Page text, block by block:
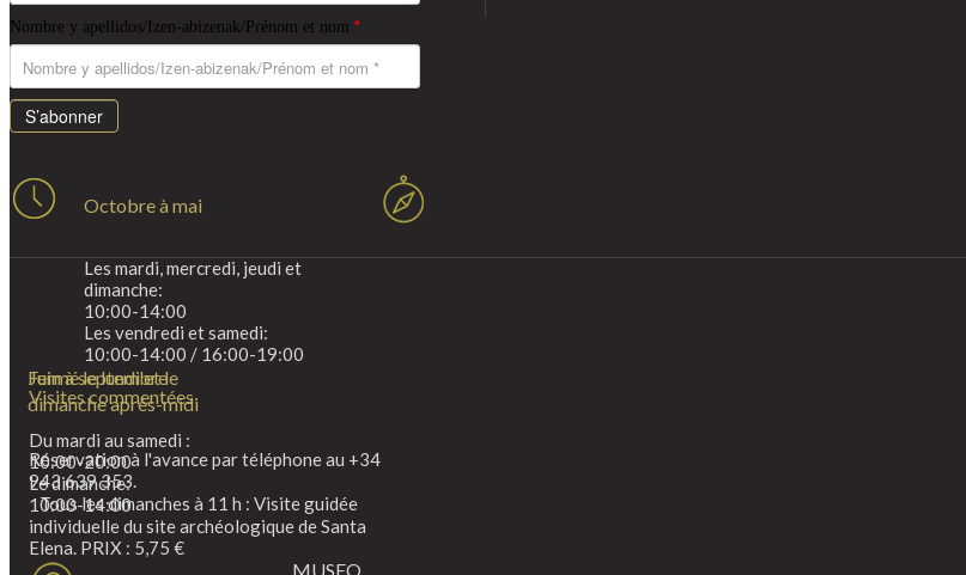
Nombre y apellidos/Izen-abizenak/Prénom et nom *
S’abonner
Octobre à mai
Les mardi, mercredi, jeudi et
dimanche:
10:00-14:00
Les vendredi et samedi:
10:00-14:00 / 16:00-19:00
Juin à septembre
Du mardi au samedi :
10:00-20:00
Le dimanche:
10:00-14:00
Fermé le lundi et le
dimanche après-midi
Visites commentées
Réservation à l'avance par téléphone au +34
943 639 353.
Tous les dimanches à 11 h : Visite guidée
individuelle du site archéologique de Santa
Elena. PRIX : 5,75 €
MUSEO